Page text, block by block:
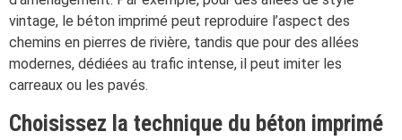
vintage, le béton imprimé peut reproduire l’aspect des
chemins en pierres de rivière, tandis que pour des allées
modernes, dédiées au trafic intense, il peut imiter les
carreaux ou les pavés.
Choisissez la technique du béton imprimé